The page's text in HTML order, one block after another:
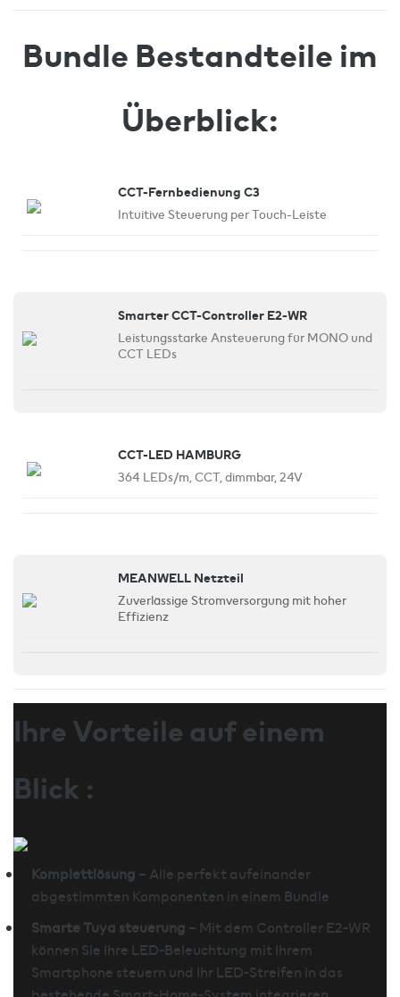
Bundle Bestandteile im
Überblick:
CCT-Fernbedienung C3
Intuitive Steuerung per Touch-Leiste
Smarter CCT-Controller E2-WR
Leistungsstarke Ansteuerung für MONO und
CCT LEDs
CCT-LED HAMBURG
364 LEDs/m, CCT, dimmbar, 24V
MEANWELL Netzteil
Zuverlässige Stromversorgung mit hoher
Effizienz
Ihre Vorteile auf einem
Blick :
Komplettlösung – Alle perfekt aufeinander
abgestimmten Komponenten in einem Bundle
Smarte Tuya steuerung – Mit dem Controller E2-WR
können Sie Ihre LED-Beleuchtung mit Ihrem
Smartphone steuern und Ihr LED-Streifen in das